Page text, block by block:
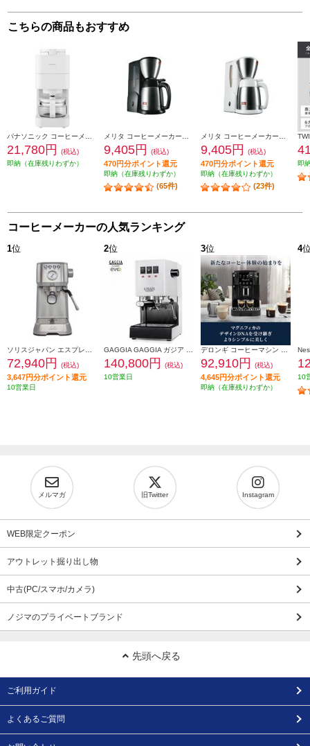
こちらの商品もおすすめ
21,780円
(税込)
即納（在庫残りわずか）
9,405円 (税込)
470円分ポイント還元
即納（在庫残りわずか）
(65件)
9,405円 (税込)
470円分ポイント還元
即納（在庫残りわずか）
(23件)
即
コーヒーメーカーの人気ランキング
1位
72,940円 (税込)
3,647円分ポイント還元
10営業日
2位
140,800円
(税込)
10営業日
3位
92,910円 (税込)
4,645円分ポイント還元
即納（在庫残りわずか）
4
10
メルマガ 旧Twitter Instagram
WEB限定クーポン
アウトレット掘り出し物
中古(PC/スマホ/カメラ)
ノジマのプライベートブランド
先頭へ戻る
ご利用ガイド
よくあるご質問